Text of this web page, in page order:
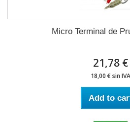
Micro Terminal de
21,78 €
18,00 € sin IVA
Add to